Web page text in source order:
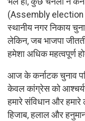
(Assembly election
स्थानीय नगर निकाय
लेकिन, जब भाजपा
हमेशा अधिक महत्वपूर्ण
आज के कर्नाटक चुनाव
केवल कांग्रेस को
हमारे संविधान और
हिजाब, हलाल और